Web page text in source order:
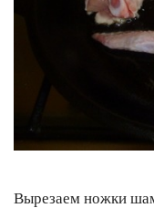
Вырезаем ножки